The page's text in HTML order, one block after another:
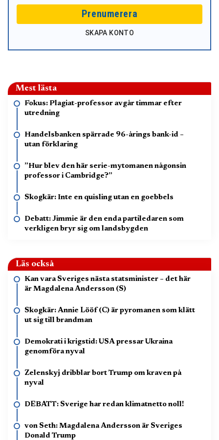
Prenumerera
SKAPA KONTO
Mest lästa
Fokus: Plagiat-professor avgår timmar efter
utredning
Handelsbanken spärrade 96-årings bank-id –
utan förklaring
”Hur blev den här serie-mytomanen någonsin
professor i Cambridge?”
Skogkär: Inte en quisling utan en goebbels
Debatt: Jimmie är den enda partiledaren som
verkligen bryr sig om landsbygden
Läs också
Kan vara Sveriges nästa statsminister – det här
är Magdalena Andersson (S)
Skogkär: Annie Lööf (C) är pyromanen som klätt
ut sig till brandman
Demokrati i krigstid: USA pressar Ukraina
genomföra nyval
Zelenskyj dribblar bort Trump om kraven på
nyval
DEBATT: Sverige har redan klimatnetto noll!
von Seth: Magdalena Andersson är Sveriges
Donald Trump